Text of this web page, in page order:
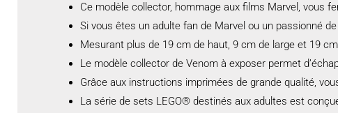
Ce modèle collector, hommage aux films Marvel, vous
Si vous êtes un adulte fan de Marvel ou un passionné
Mesurant plus de 19 cm de haut, 9 cm de large et 19
Le modèle collector de Venom à exposer permet
Grâce aux instructions imprimées de grande qualité,
La série de sets LEGO® destinés aux adultes est